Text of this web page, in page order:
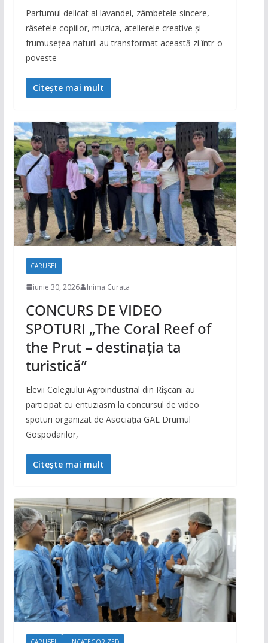
Parfumul delicat al lavandei, zâmbetele sincere,
râsetele copiilor, muzica, atelierele creative și
frumusețea naturii au transformat această zi într-o
poveste
Citește mai mult
CARUSEL
iunie 30, 2026 Inima Curata
CONCURS DE VIDEO
SPOTURI „The Coral Reef of
the Prut – destinația ta
turistică”
Elevii Colegiului Agroindustrial din Rîșcani au
participat cu entuziasm la concursul de video
spoturi organizat de Asociația GAL Drumul
Gospodarilor,
Citește mai mult